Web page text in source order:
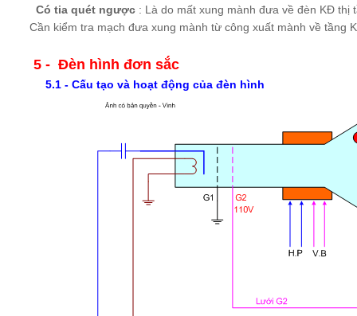
Có tia quét ngược : Là do mất xung mành đưa về đèn KĐ thị
Cần kiểm tra mạch đưa xung mành từ công xuất mành về tầng
5 - Đèn hình đơn sắc
5.1 - Cấu tạo và hoạt động của đèn hình